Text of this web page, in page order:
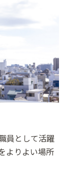
員として活躍
よりよい場所